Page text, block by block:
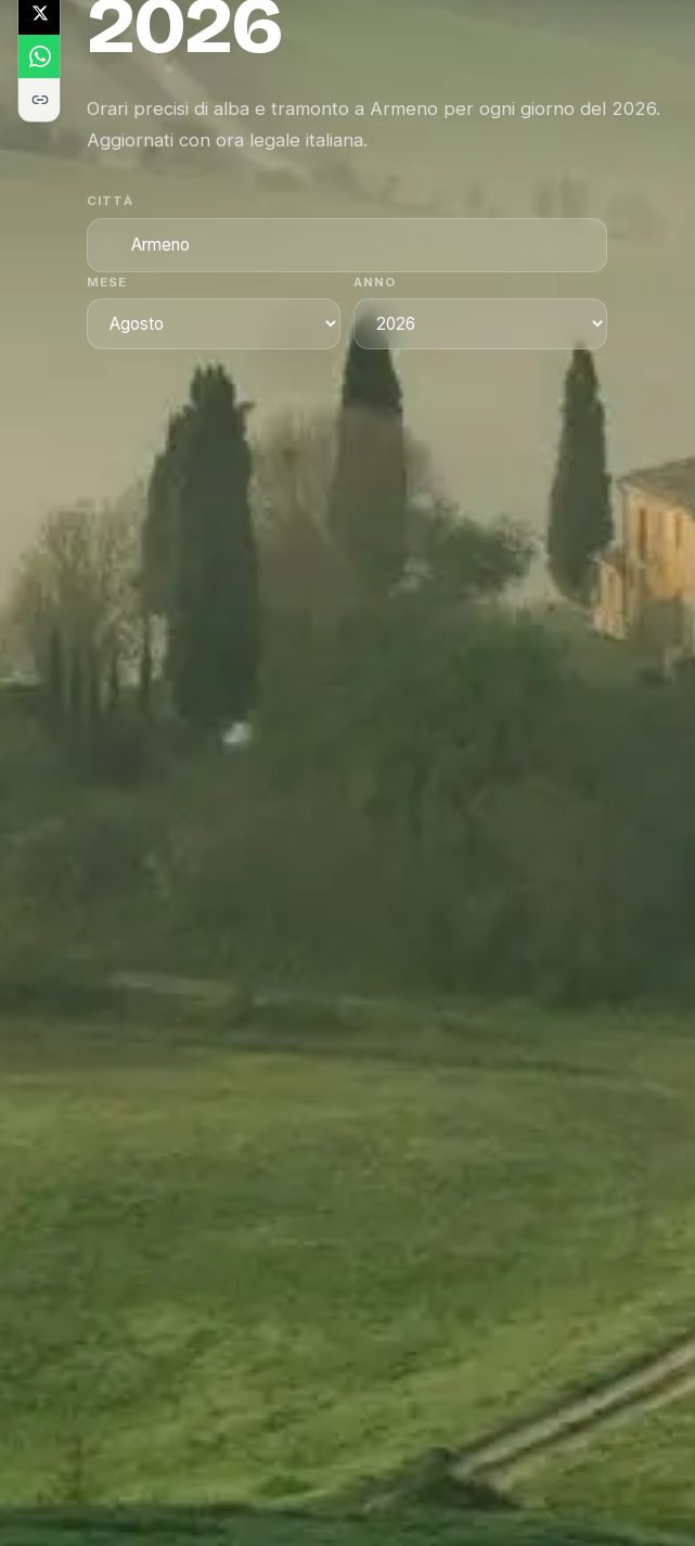
2026
Orari precisi di alba e tramonto a Armeno per ogni giorno del 2026.
Aggiornati con ora legale italiana.
CITTÀ
MESE ANNO